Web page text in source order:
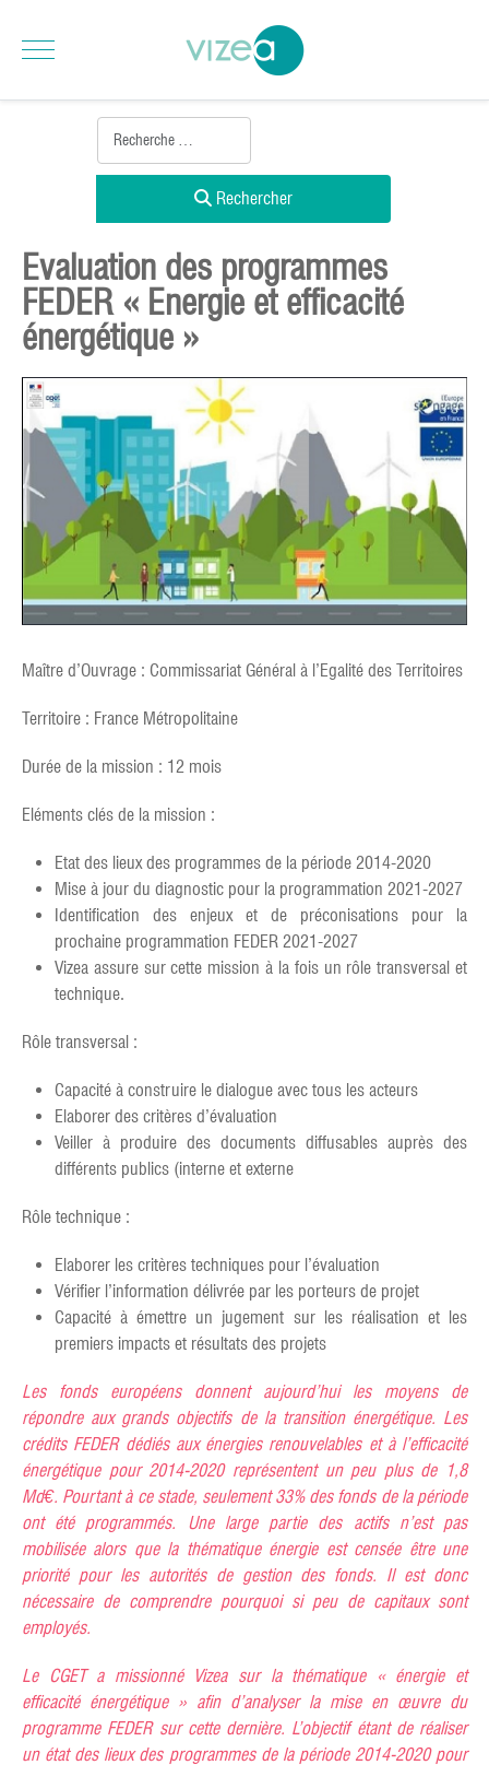
Rechercher
Evaluation des programmes
FEDER « Energie et efficacité
énergétique »
Maître d’Ouvrage : Commissariat Général à l’Egalité des Territoires
Territoire : France Métropolitaine
Durée de la mission : 12 mois
Eléments clés de la mission :
Etat des lieux des programmes de la période 2014-2020
Mise à jour du diagnostic pour la programmation 2021-2027
Identification des enjeux et de préconisations pour la
prochaine programmation FEDER 2021-2027
Vizea assure sur cette mission à la fois un rôle transversal et
technique.
Rôle transversal :
Capacité à construire le dialogue avec tous les acteurs
Elaborer des critères d’évaluation
Veiller à produire des documents diffusables auprès des
différents publics (interne et externe
Rôle technique :
Elaborer les critères techniques pour l’évaluation
Vérifier l’information délivrée par les porteurs de projet
Capacité à émettre un jugement sur les réalisation et les
premiers impacts et résultats des projets
Les fonds européens donnent aujourd’hui les moyens de
répondre aux grands objectifs de la transition énergétique. Les
crédits FEDER dédiés aux énergies renouvelables et à l’efficacité
énergétique pour 2014-2020 représentent un peu plus de 1,8
Md€. Pourtant à ce stade, seulement 33% des fonds de la période
ont été programmés. Une large partie des actifs n’est pas
mobilisée alors que la thématique énergie est censée être une
priorité pour les autorités de gestion des fonds. Il est donc
nécessaire de comprendre pourquoi si peu de capitaux sont
employés.
Le CGET a missionné Vizea sur la thématique « énergie et
efficacité énergétique » afin d’analyser la mise en œuvre du
programme FEDER sur cette dernière. L’objectif étant de réaliser
un état des lieux des programmes de la période 2014-2020 pour